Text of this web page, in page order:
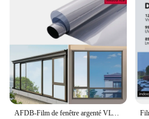
AFDB-Film de fenêtre argenté VLT, film de moulage miroir, feuille de verre, autocollant de maison, contrôle de la chaleur, teinte de fenêtre arina, UV, vert, rouleau l'horloge, 35%